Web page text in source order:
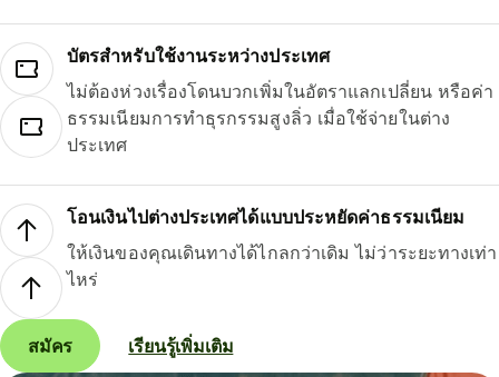
บัตรสำหรับใช้งานระหว่างประเทศ
ไม่ต้องห่วงเรื่องโดนบวกเพิ่มในอัตราแลกเปลี่ยน หรือค่า
ธรรมเนียมการทำธุรกรรมสูงลิ่ว เมื่อใช้จ่ายในต่าง
ประเทศ
โอนเงินไปต่างประเทศได้แบบประหยัดค่าธรรมเนียม
ให้เงินของคุณเดินทางได้ไกลกว่าเดิม ไม่ว่าระยะทางเท่า
ไหร่
สมัคร เรียนรู้เพิ่มเติม